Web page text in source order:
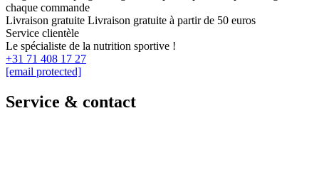
chaque commande
Livraison gratuite Livraison gratuite à partir de 50 euros
Service clientèle
Le spécialiste de la nutrition sportive !
+31 71 408 17 27
[email protected]
Service & contact